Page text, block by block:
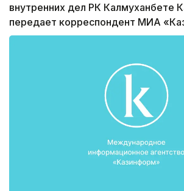
внутренних дел РК Калмуханбете
передает корреспондент МИА